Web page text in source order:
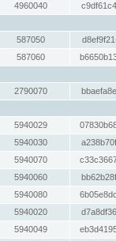
4960040
587050
587060
2790070
5940029
5940030
5940070
5940060
5940080
5940020
5940049